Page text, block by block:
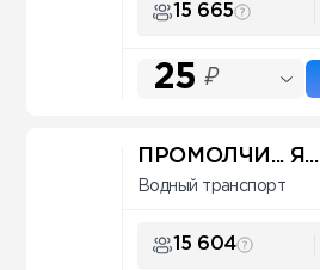
15 665
25 ₽
ПРОМОЛЧИ... Я...
Водный транспорт
15 604